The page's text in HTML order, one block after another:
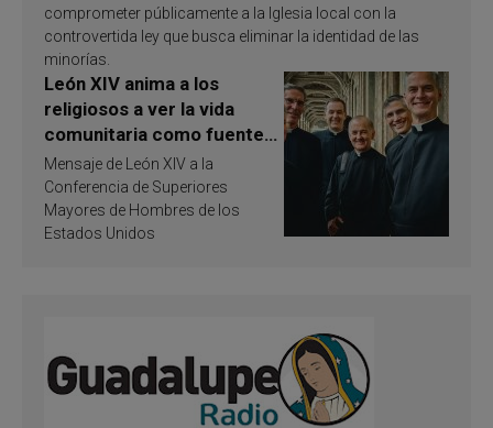
comprometer públicamente a la Iglesia local con la
controvertida ley que busca eliminar la identidad de las
minorías.
León XIV anima a los
religiosos a ver la vida
comunitaria como fuente
de inspiración y
santificación
Mensaje de León XIV a la
Conferencia de Superiores
Mayores de Hombres de los
Estados Unidos